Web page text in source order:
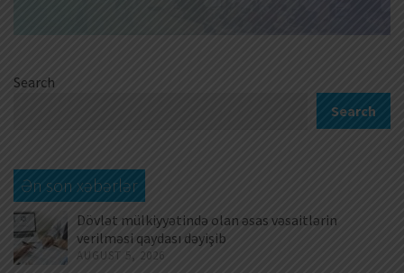
Search
Search
Ən son xəbərlər
Dövlət mülkiyyətində olan əsas vəsaitlərin
verilməsi qaydası dəyişib
AUGUST 5, 2026